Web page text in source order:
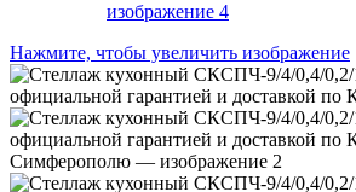
Нажмите, чтобы увеличить изображение